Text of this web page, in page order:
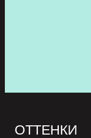
ОТТЕНКИ